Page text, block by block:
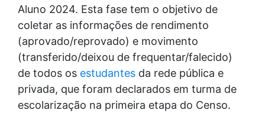
Aluno 2024. Esta fase tem o objetivo de
coletar as informações de rendimento
(aprovado/reprovado) e movimento
(transferido/deixou de frequentar/falecido)
de todos os estudantes da rede pública e
privada, que foram declarados em turma de
escolarização na primeira etapa do Censo.